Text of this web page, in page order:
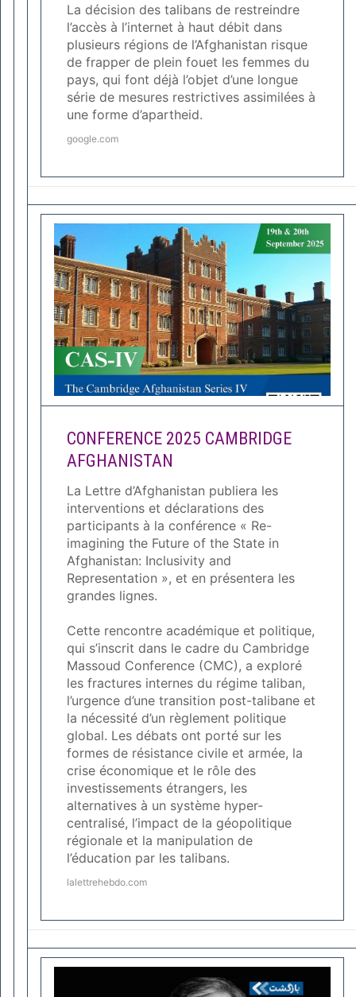
La décision des talibans de restreindre
l’accès à l’internet à haut débit dans
plusieurs régions de l’Afghanistan risque
de frapper de plein fouet les femmes du
pays, qui font déjà l’objet d’une longue
série de mesures restrictives assimilées à
une forme d’apartheid.
google.com
CONFERENCE 2025 CAMBRIDGE
AFGHANISTAN
La Lettre d’Afghanistan publiera les
interventions et déclarations des
participants à la conférence « Re-
imagining the Future of the State in
Afghanistan: Inclusivity and
Representation », et en présentera les
grandes lignes.
Cette rencontre académique et politique,
qui s’inscrit dans le cadre du Cambridge
Massoud Conference (CMC), a exploré
les fractures internes du régime taliban,
l’urgence d’une transition post-talibane et
la nécessité d’un règlement politique
global. Les débats ont porté sur les
formes de résistance civile et armée, la
crise économique et le rôle des
investissements étrangers, les
alternatives à un système hyper-
centralisé, l’impact de la géopolitique
régionale et la manipulation de
l’éducation par les talibans.
lalettrehebdo.com